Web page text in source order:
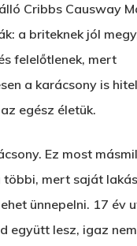
Cribbs Causway
a briteknek jól
felelőtlenek, mert
a karácsony is
egész életük.
Ez most
többi, mert saját
ünnepelni. 17 év
együtt lesz, igaz